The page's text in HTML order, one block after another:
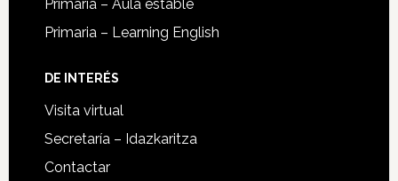
Primaria – Aula estable
Primaria – Learning English
DE INTERÉS
Visita virtual
Secretaría – Idazkaritza
Contactar